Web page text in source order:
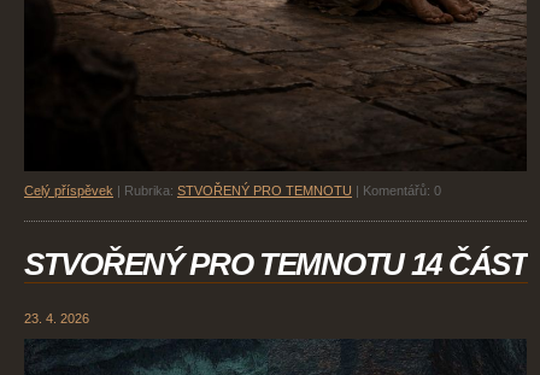
Celý příspěvek Rubrika: STVOŘENÝ PRO TEMNOTU Komentářů: 0
STVOŘENÝ PRO TEMNOTU 14 ČÁST
23. 4. 2026